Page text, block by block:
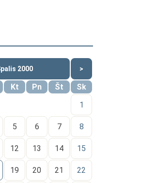
2000 >
Kt Pn Št
Sk
1
5 6 7 8
12 13 14 15
19 20 21 22